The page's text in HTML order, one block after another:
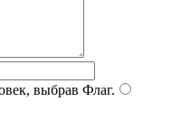
выбрав Флаг.